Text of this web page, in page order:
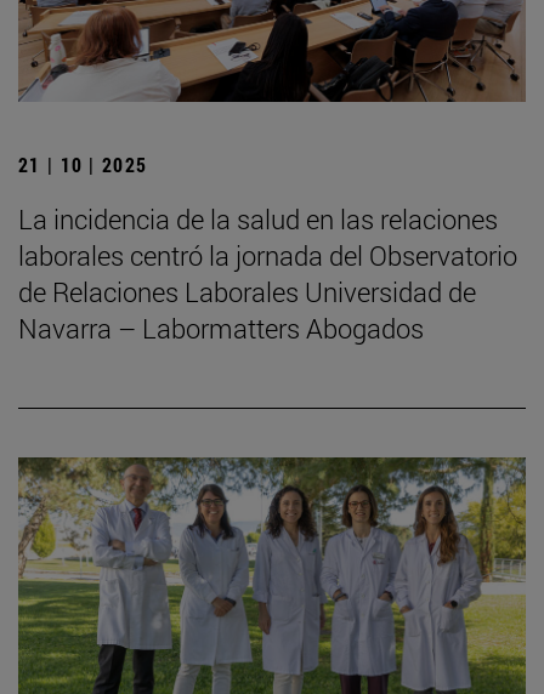
21 | 10 | 2025
La incidencia de la salud en las relaciones
laborales centró la jornada del Observatorio
de Relaciones Laborales Universidad de
Navarra – Labormatters Abogados